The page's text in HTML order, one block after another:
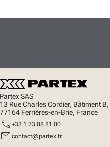
Partex SAS
13 Rue Charles Cordier, Bâtiment B,
77164 Ferrières-en-Brie, France
call +33 1 73 08 81 00
mail contact@partex.fr